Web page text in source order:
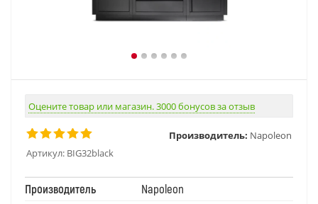
Оцените товар или магазин. 3000 бонусов за отзыв
Артикул: BIG32black
Производитель: Napoleon
Производитель
Napoleon